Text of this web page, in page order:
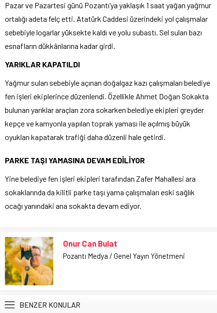
Pazar ve Pazartesi günü Pozantı’ya yaklaşık 1 saat yağan yağmur
ortalığı adeta felç etti. Atatürk Caddesi üzerindeki yol çalışmalar
sebebiyle logarlar yüksekte kaldı ve yolu subastı. Sel suları bazı
esnafların dükkânlarına kadar girdi.
YARIKLAR KAPATILDI
Yağmur suları sebebiyle açınan doğalgaz kazı çalışmaları belediye
fen işleri ekiplerince düzenlendi. Özellikle Ahmet Doğan Sokakta
bulunan yarıklar araçları zora sokarken belediye ekipleri greyder
kepçe ve kamyonla yapılan toprak yaması ile açılmış büyük
oyukları kapatarak trafiği daha düzenli hale getirdi.
PARKE TAŞI YAMASINA DEVAM EDİLİYOR
Yine belediye fen işleri ekipleri tarafından Zafer Mahallesi ara
sokaklarında da kilitli parke taşı yama çalışmaları eski sağlık
ocağı yanındaki ana sokakta devam ediyor.
Onur Can Bulat
Pozantı Medya / Genel Yayın Yönetmeni
BENZER KONULAR